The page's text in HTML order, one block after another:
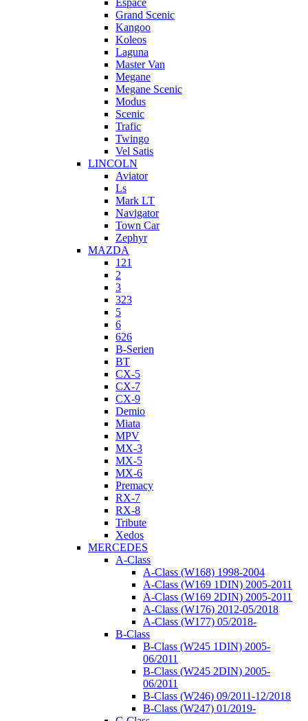
Espace
Grand Scenic
Kangoo
Koleos
Laguna
Master Van
Megane
Megane Scenic
Modus
Scenic
Trafic
Twingo
Vel Satis
LINCOLN
Aviator
Ls
Mark LT
Navigator
Town Car
Zephyr
MAZDA
121
2
3
323
5
6
626
B-Serien
BT
CX-5
CX-7
CX-9
Demio
Miata
MPV
MX-3
MX-5
MX-6
Premacy
RX-7
RX-8
Tribute
Xedos
MERCEDES
A-Class
A-Class (W168) 1998-2004
A-Class (W169 1DIN) 2005-2011
A-Class (W169 2DIN) 2005-2011
A-Class (W176) 2012-05/2018
A-Class (W177) 05/2018-
B-Class
B-Class (W245 1DIN) 2005-
06/2011
B-Class (W245 2DIN) 2005-
06/2011
B-Class (W246) 09/2011-12/2018
B-Class (W247) 01/2019-